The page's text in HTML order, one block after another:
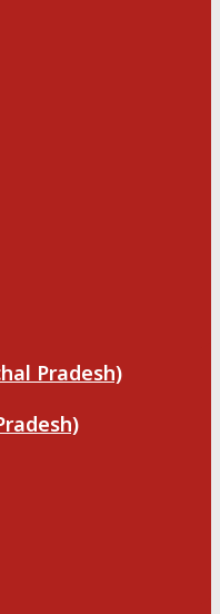
Pradesh)